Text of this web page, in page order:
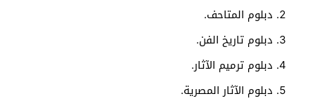
دبلوم المتاحف.
دبلوم تاريخ الفن.
دبلوم ترميم الآثار.
دبلوم الآثار المصرية.